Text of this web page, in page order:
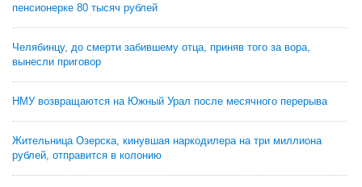
пенсионерке 80 тысяч рублей
Челябинцу, до смерти забившему отца, приняв того за вора,
вынесли приговор
НМУ возвращаются на Южный Урал после месячного перерыва
Жительница Озерска, кинувшая наркодилера на три миллиона
рублей, отправится в колонию